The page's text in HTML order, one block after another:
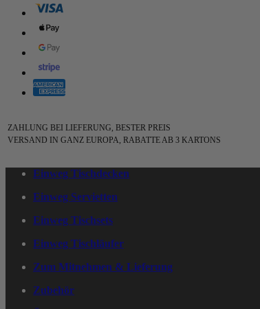
ZAHLUNG BEI LIEFERUNG, BESTER PREIS
VERSAND IN GANZ EUROPA, RABATTE AB 3 KARTONS
Einweg Tischdecken
Einweg Servietten
Einweg Tischsets
Einweg Tischläufer
Zum Mitnehmen & Lieferung
Zubehör